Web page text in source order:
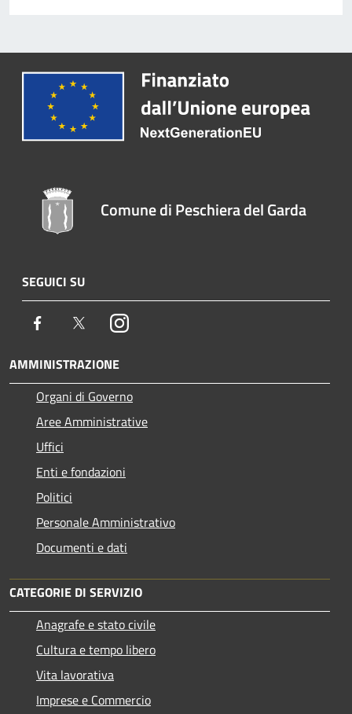
Comune di Peschiera del Garda
SEGUICI SU
Facebook TwitterInstagram
AMMINISTRAZIONE
Organi di Governo
Aree Amministrative
Uffici
Enti e fondazioni
Politici
Personale Amministrativo
Documenti e dati
CATEGORIE DI SERVIZIO
Anagrafe e stato civile
Cultura e tempo libero
Vita lavorativa
Imprese e Commercio